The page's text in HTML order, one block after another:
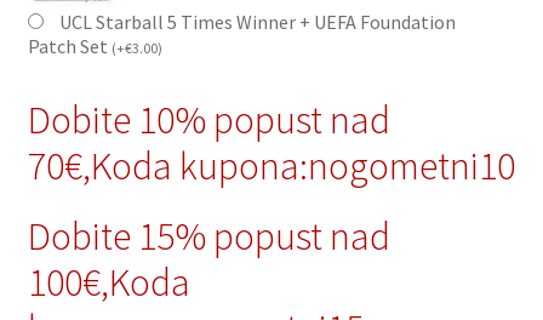
UCL Starball 5 Times Winner + UEFA Foundation
Patch Set (+€3.00)
Dobite 10% popust nad
70€,Koda kupona:nogometni10
Dobite 15% popust nad
100€,Koda